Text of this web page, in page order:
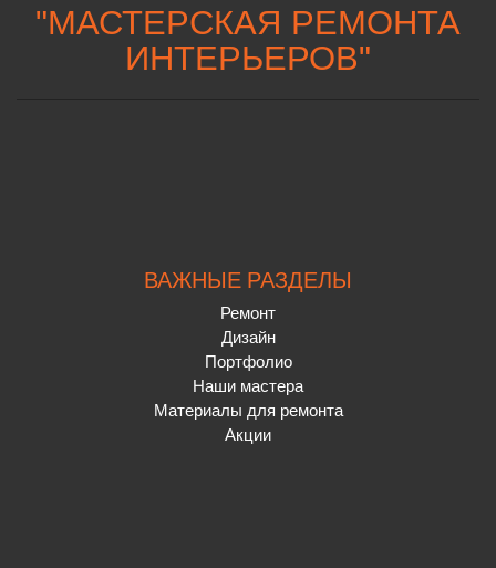
"МАСТЕРСКАЯ РЕМОНТА
ИНТЕРЬЕРОВ"
ВАЖНЫЕ РАЗДЕЛЫ
Ремонт
Дизайн
Портфолио
Наши мастера
Материалы для ремонта
Акции